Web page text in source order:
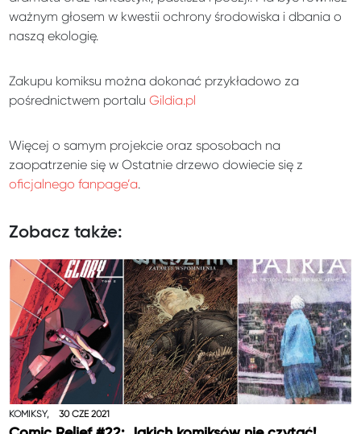
ważnym głosem w kwestii ochrony środowiska i dbania o
naszą ekologię.
Zakupu komiksu można dokonać przykładowo za
pośrednictwem portaluGildia.pl
Więcej o samym projekcie oraz sposobach na
zaopatrzenie się w Ostatnie drzewo dowiecie się z
oficjalnego fanpage’a.
Zobacz także:
KOMIKSY, 30 CZE 2021